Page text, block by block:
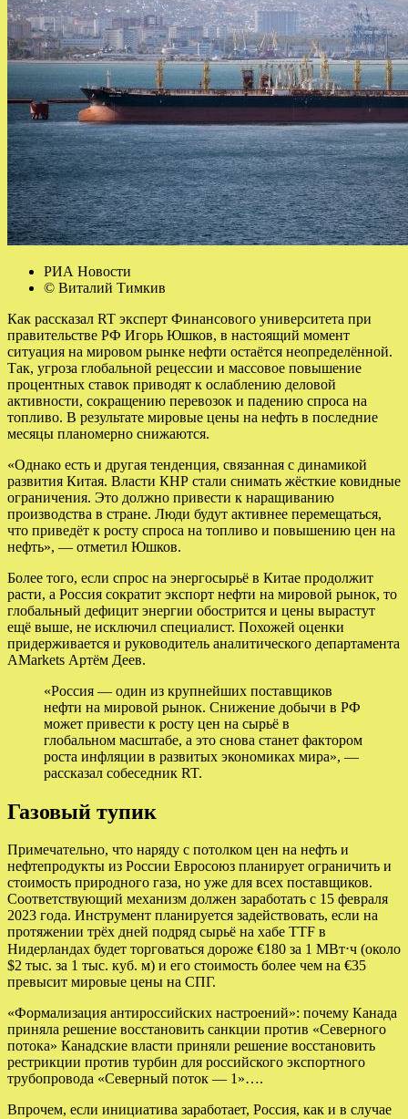
РИА Новости
© Виталий Тимкив
Как рассказал RT эксперт Финансового университета при
правительстве РФ Игорь Юшков, в настоящий момент
ситуация на мировом рынке нефти остаётся неопределённой.
Так, угроза глобальной рецессии и массовое повышение
процентных ставок приводят к ослаблению деловой
активности, сокращению перевозок и падению спроса на
топливо. В результате мировые цены на нефть в последние
месяцы планомерно снижаются.
«Однако есть и другая тенденция, связанная с динамикой
развития Китая. Власти КНР стали снимать жёсткие ковидные
ограничения. Это должно привести к наращиванию
производства в стране. Люди будут активнее перемещаться,
что приведёт к росту спроса на топливо и повышению цен на
нефть», — отметил Юшков.
Более того, если спрос на энергосырьё в Китае продолжит
расти, а Россия сократит экспорт нефти на мировой рынок, то
глобальный дефицит энергии обострится и цены вырастут
ещё выше, не исключил специалист. Похожей оценки
придерживается и руководитель аналитического департамента
AMarkets Артём Деев.
«Россия — один из крупнейших поставщиков
нефти на мировой рынок. Снижение добычи в РФ
может привести к росту цен на сырьё в
глобальном масштабе, а это снова станет фактором
роста инфляции в развитых экономиках мира», —
рассказал собеседник RT.
Газовый тупик
Примечательно, что наряду с потолком цен на нефть и
нефтепродукты из России Евросоюз планирует ограничить и
стоимость природного газа, но уже для всех поставщиков.
Соответствующий механизм должен заработать с 15 февраля
2023 года. Инструмент планируется задействовать, если на
протяжении трёх дней подряд сырьё на хабе TTF в
Нидерландах будет торговаться дороже €180 за 1 МВт⋅ч (около
$2 тыс. за 1 тыс. куб. м) и его стоимость более чем на €35
превысит мировые цены на СПГ.
«Формализация антироссийских настроений»: почему Канада
приняла решение восстановить санкции против «Северного
потока» Канадские власти приняли решение восстановить
рестрикции против турбин для российского экспортного
трубопровода «Северный поток — 1»….
Впрочем, если инициатива заработает, Россия, как и в случае